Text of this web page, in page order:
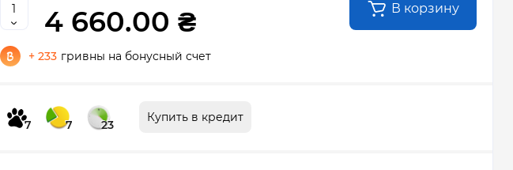
4 660.00 ₴ В корзину
+ 233 гривны на бонусный счет
7 7 23
Купить в кредит